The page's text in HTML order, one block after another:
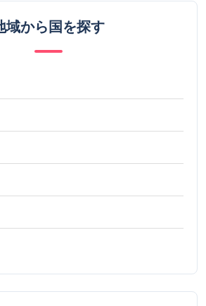
域から国を探す